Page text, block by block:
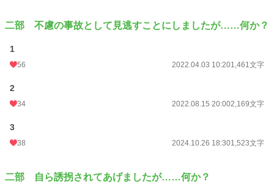
二部 不慮の事故として見逃すことにしましたが……何か？
1
56 2022.04.03 10:201,461文字
2
34 2022.08.15 20:002,169文字
3
38 2024.10.26 18:301,523文字
二部 自ら誘拐されてあげましたが……何か？